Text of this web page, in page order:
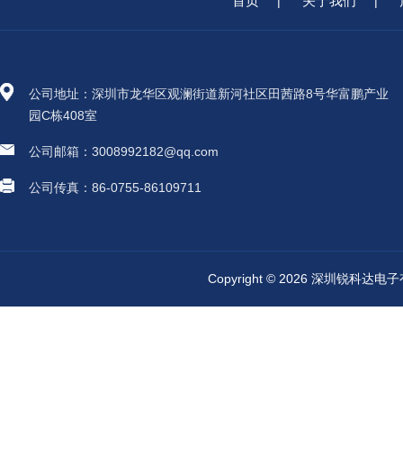
公司地址：深圳市龙华区观澜街道新河社区田茜路8号华富鹏产业
园C栋408室
公司邮箱：3008992182@qq.com
公司传真：86-0755-86109711
Copyright © 2026 深圳锐科达电